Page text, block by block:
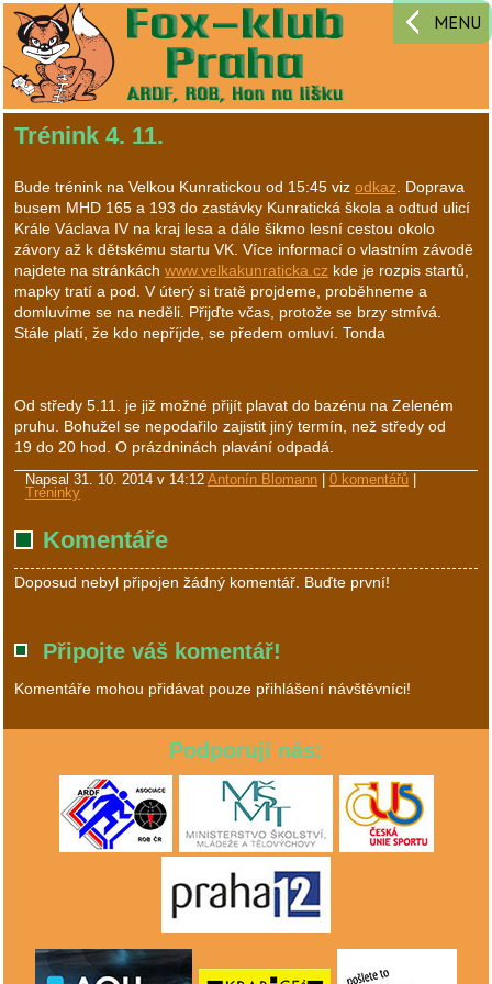
MENU
Trénink 4. 11.
Bude trénink na Velkou Kunratickou od 15:45 viz odkaz. Doprava
busem MHD 165 a 193 do zastávky Kunratická škola a odtud ulicí
Krále Václava IV na kraj lesa a dále šikmo lesní cestou okolo
závory až k dětskému startu VK. Více informací o vlastním závodě
najdete na stránkách www.velkakunraticka.cz kde je rozpis startů,
mapky tratí a pod. V úterý si tratě projdeme, proběhneme a
domluvíme se na neděli. Přijďte včas, protože se brzy stmívá.
Stále platí, že kdo nepříjde, se předem omluví. Tonda
Od středy 5.11. je již možné přijít plavat do bazénu na Zeleném
pruhu. Bohužel se nepodařilo zajistit jiný termín, než středy od
19 do 20 hod. O prázdninách plavání odpadá.
Napsal 31. 10. 2014 v 14:12 Antonín Blomann 0 komentářů
Tréninky
Komentáře
Doposud nebyl připojen žádný komentář. Buďte první!
Připojte váš komentář!
Komentáře mohou přidávat pouze přihlášení návštěvníci!
Podporují nás: